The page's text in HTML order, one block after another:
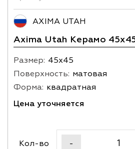
AXIMA UTAH
Axima Utah Kерамо
Размер: 45х45
Поверхность: матовая
Форма: квадратная
Цена уточняется
Кол-во -